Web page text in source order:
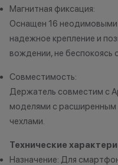
Новый в прайде
Кэшбэк: 1%
Технолев
Заряженный хищник
Кэшбэк: 3%
Кэшбэк: 4%
Магнитная фиксация:
Оснащен 16 неодимовыми
надежное крепление и
вождении, не беспокоясь
Совместимость:
Держатель совместим с
моделями с расширенным
чехлами.
Технические
Назначение: Для